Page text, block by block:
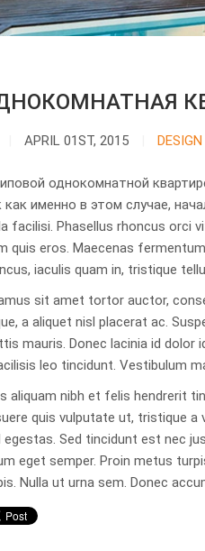
APRIL 01ST, 2015
однокомнатной
как именно в этом случае,
facilisi. Phasellus rhoncus orci
quis eros. Maecenas
iaculis quam in, tristique
sit amet tortor auctor,
a aliquet nisl placerat ac.
mauris. Donec lacinia id dolor
leo tincidunt. Vestibulum
aliquam nibh et felis hendrerit
quis vulputate ut, tristique a
egestas. Sed tincidunt est nec
eget semper. Proin metus
Nulla ut urna sem. Donec